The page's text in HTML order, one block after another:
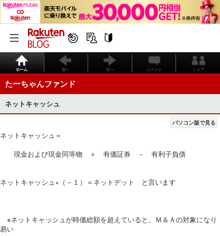
ホーム 前へ 次へ コメント シェア
たーちゃんファンド
ネットキャッシュ
パソコン版で見る
ネットキャッシュ＝
現金および現金同等物 ＋ 有価証券 － 有利子負債
ネットキャッシュ×（－１）＝ネットデット と言います
※ネットキャッシュが時価総額を超えていると、Ｍ＆Ａの対象になり
易い